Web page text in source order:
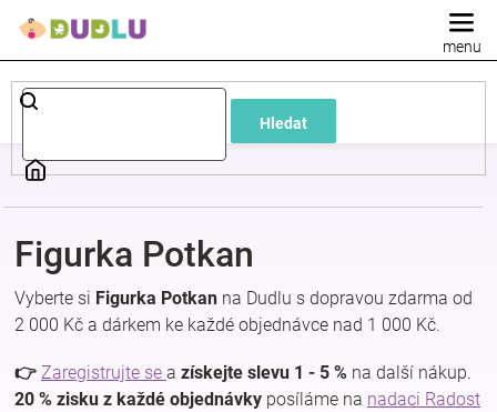
Hledat
Dětské
a
kojenecké
oblečení
Pokojíček
a
Figurka Potkan
Vyberte si Figurka Potkan na Dudlu s dopravou zdarma od
2 000 Kč a dárkem ke každé objednávce nad 1 000 Kč.
👉 Zaregistrujte se a získejte slevu 1 - 5 % na další nákup.
20 % zisku z každé objednávky posíláme na nadaci Radost